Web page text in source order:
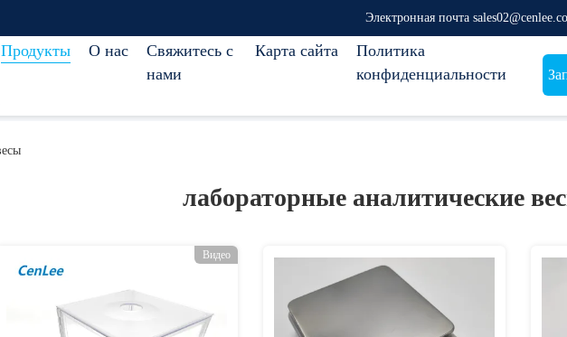
Электронная почта
Продукты О нас
Свяжитесь с
нами
Карта сайта
Политика
конфиденциальности
лабораторные аналитические
Видео